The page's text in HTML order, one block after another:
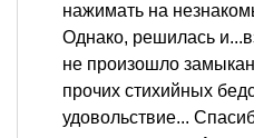
нажимать на
Однако, решилась
не произошло
прочих стихийных
удовольствие...